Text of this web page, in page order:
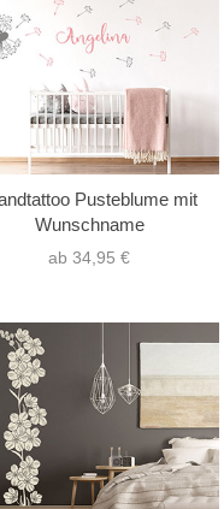
Pusteblume mit
Wunschname
ab 34,95 €